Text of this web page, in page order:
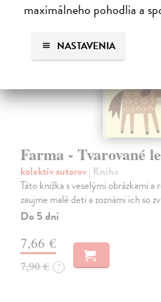
maximálneho pohodlia a
NASTAVENIA
Farma - Tvarované
kolektív autorov| Kniha
Táto knižka s veselými obrázkami
zaujme malé deti a zoznámi ich so
Do 5 dní
7,66 €
7,90 € ?